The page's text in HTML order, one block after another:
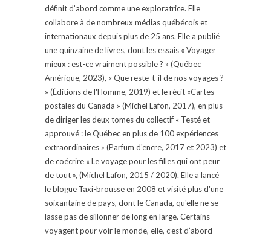
définit d’abord comme une exploratrice. Elle
collabore à de nombreux médias québécois et
internationaux depuis plus de 25 ans. Elle a publié
une quinzaine de livres, dont les essais « Voyager
mieux : est-ce vraiment possible ? » (Québec
Amérique, 2023), « Que reste-t-il de nos voyages ?
» (Éditions de l'Homme, 2019) et le récit «Cartes
postales du Canada » (Michel Lafon, 2017), en plus
de diriger les deux tomes du collectif « Testé et
approuvé : le Québec en plus de 100 expériences
extraordinaires » (Parfum d'encre, 2017 et 2023) et
de coécrire « Le voyage pour les filles qui ont peur
de tout », (Michel Lafon, 2015 / 2020). Elle a lancé
le blogue Taxi-brousse en 2008 et visité plus d'une
soixantaine de pays, dont le Canada, qu'elle ne se
lasse pas de sillonner de long en large. Certains
voyagent pour voir le monde, elle, c’est d’abord